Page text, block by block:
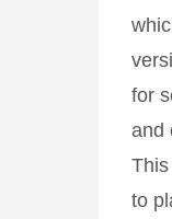
for
and
to